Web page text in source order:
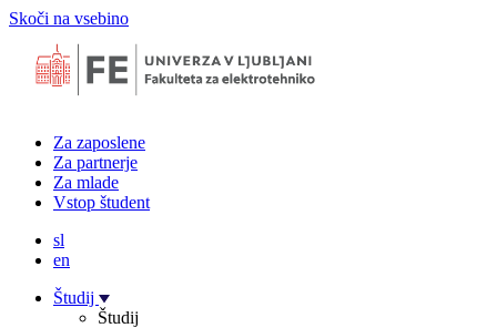
Skoči na vsebino
Za zaposlene
Za partnerje
Za mlade
Vstop študent
sl
en
Študij
Študij